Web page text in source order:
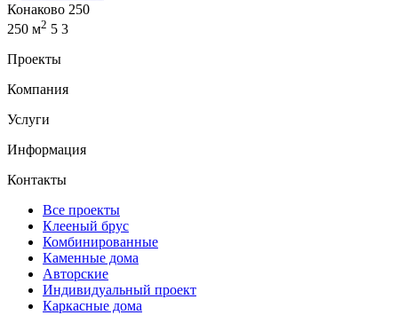
Конаково 250
250 м2 5 3
Проекты
Компания
Услуги
Информация
Контакты
Все проекты
Клееный брус
Комбинированные
Каменные дома
Авторские
Индивидуальный проект
Каркасные дома